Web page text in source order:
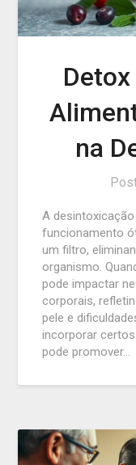
na
A
funcionamento
um filtro,
organismo.
pode impactar
corporais,
pele e
incorporar
pode promover…